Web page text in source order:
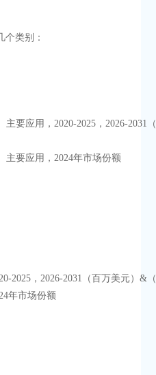
个类别：
要应用，2020-2025，2026-2031
主要应用，2024年市场份额
2025，2026-2031（百万美元）&
年市场份额